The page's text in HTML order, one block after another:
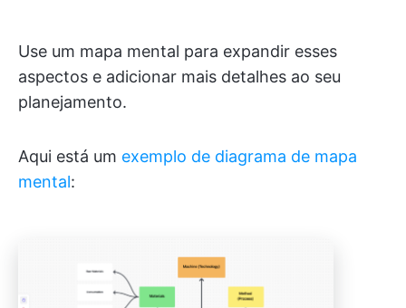
Use um mapa mental para expandir esses
aspectos e adicionar mais detalhes ao seu
planejamento.
Aqui está um exemplo de diagrama de mapa
mental: